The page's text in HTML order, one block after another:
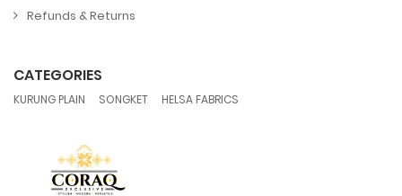
Refunds & Returns
CATEGORIES
KURUNG PLAIN SONGKET HELSA FABRICS